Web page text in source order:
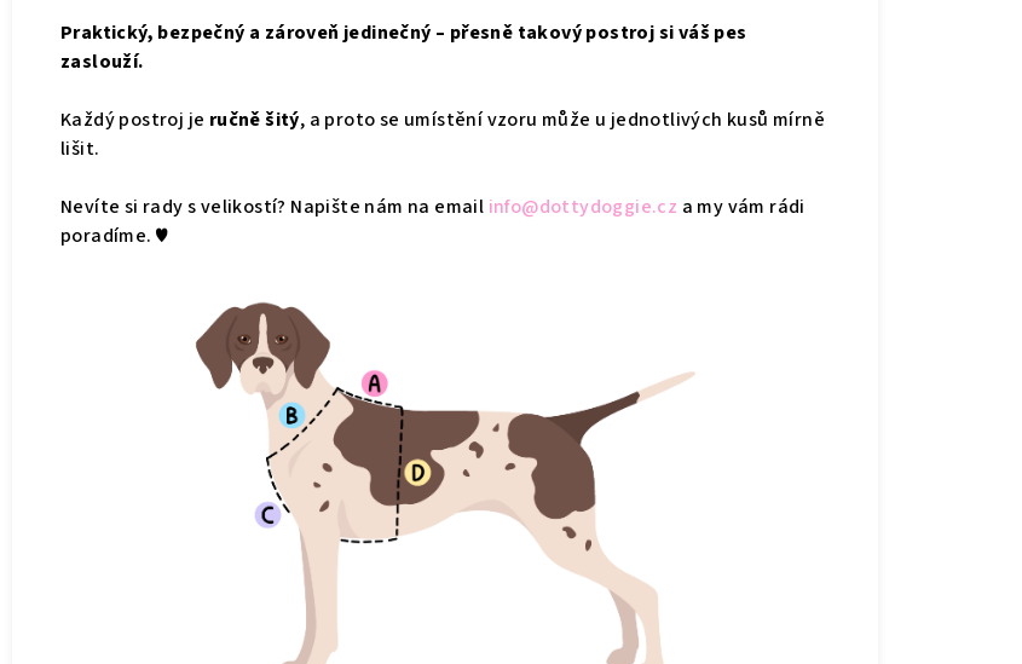
Praktický, bezpečný a zároveň jedinečný – přesně takový postroj si váš pes
zaslouží.
Každý postroj je ručně šitý, a proto se umístění vzoru může u jednotlivých kusů mírně
lišit.
Nevíte si rady s velikostí? Napište nám na email info@dottydoggie.cz a my vám rádi
poradíme. ♥